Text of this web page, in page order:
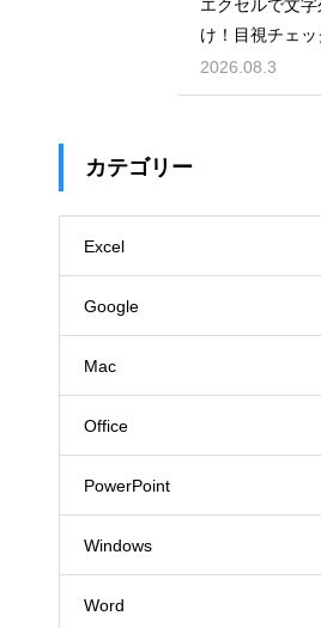
エクセルで文
け！目視チェッ
数
2026.08.3
カテゴリー
Excel
Google
Mac
Office
PowerPoint
Windows
Word